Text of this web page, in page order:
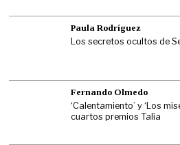
Paula Rodríguez
Los secretos ocultos de
Fernando Olmedo
‘Calentamiento’ y ‘Los
cuartos premios Talía